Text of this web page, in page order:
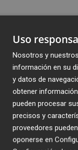
en Estudis
aquest dilluns
per a la Pau i
el 10
el Màster
Finlàndia,
Uso
Nosotros y
información en su
y datos de
obtener
pueden procesar
precisos y
proveedores
oponerse en